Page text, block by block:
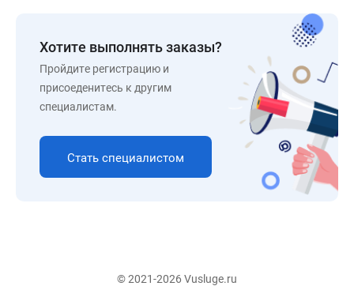
Хотите выполнять заказы?
Пройдите регистрацию и
присоеденитесь к другим
специалистам.
Стать специалистом
© 2021-2026 Vusluge.ru